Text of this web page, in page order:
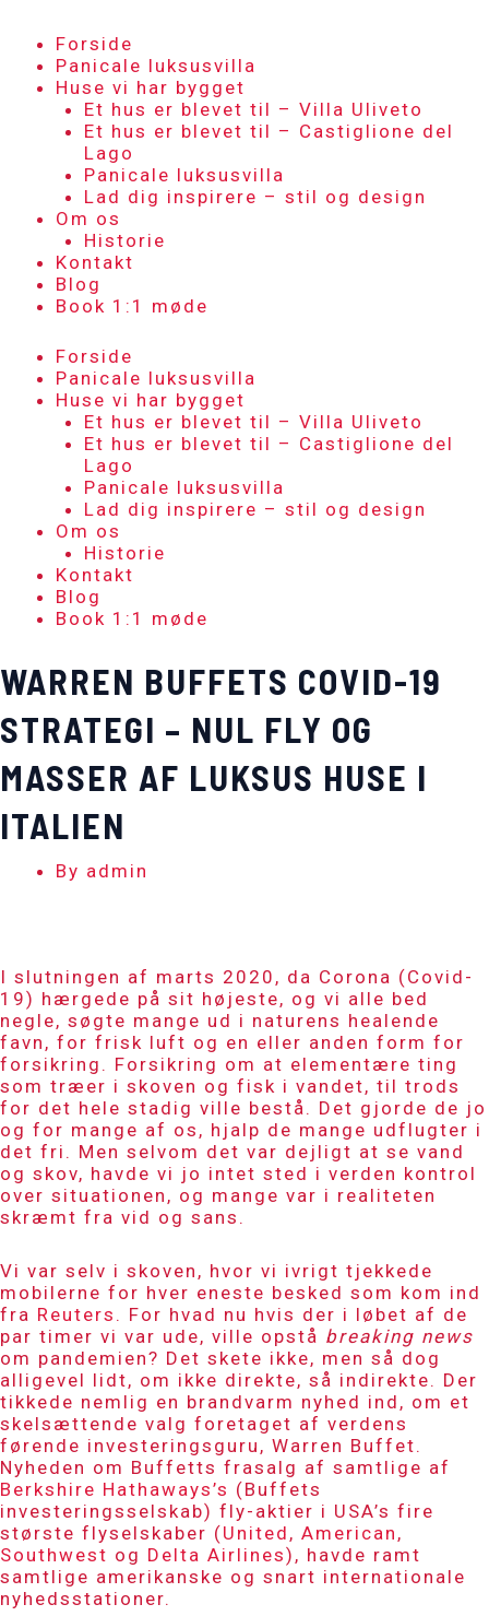
contentForside
Panicale luksusvilla
Huse vi har bygget
Et hus er blevet til – Villa Uliveto
Et hus er blevet til – Castiglione del
Lago
Panicale luksusvilla
Lad dig inspirere – stil og design
Om os
Historie
Kontakt
Blog
Book 1:1 møde
Forside
Panicale luksusvilla
Huse vi har bygget
Et hus er blevet til – Villa Uliveto
Et hus er blevet til – Castiglione del
Lago
Panicale luksusvilla
Lad dig inspirere – stil og design
Om os
Historie
Kontakt
Blog
Book 1:1 møde
WARREN BUFFETS COVID-19
STRATEGI – NUL FLY OG
MASSER AF LUKSUS HUSE I
ITALIEN
By admin
I slutningen af marts 2020, da Corona (Covid-
19) hærgede på sit højeste, og vi alle bed
negle, søgte mange ud i naturens healende
favn, for frisk luft og en eller anden form for
forsikring. Forsikring om at elementære ting
som træer i skoven og fisk i vandet, til trods
for det hele stadig ville bestå. Det gjorde de jo
og for mange af os, hjalp de mange udflugter i
det fri. Men selvom det var dejligt at se vand
og skov, havde vi jo intet sted i verden kontrol
over situationen, og mange var i realiteten
skræmt fra vid og sans.
Vi var selv i skoven, hvor vi ivrigt tjekkede
mobilerne for hver eneste besked som kom ind
fra Reuters . For hvad nu hvis der i løbet af de
par timer vi var ude, ville opstå breaking news
om pandemien? Det skete ikke, men så dog
alligevel lidt, om ikke direkte, så indirekte. Der
tikkede nemlig en brandvarm nyhed ind, om et
skelsættende valg foretaget af verdens
førende investeringsguru, Warren Buffet.
Nyheden om Buffetts frasalg af samtlige af
Berkshire Hathaways’s (Buffets
investeringsselskab) fly-aktier i USA’s fire
største flyselskaber (United , American ,
Southwest og Delta Airlines), havde ramt
samtlige amerikanske og snart internationale
nyhedsstationer.